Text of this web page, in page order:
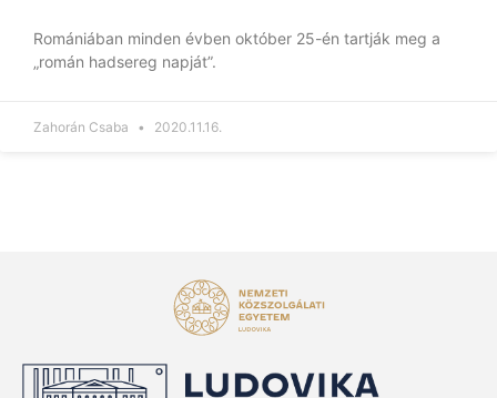
Romániában minden évben október 25-én tartják meg a
„román hadsereg napját”.
Zahorán Csaba 2020.11.16.